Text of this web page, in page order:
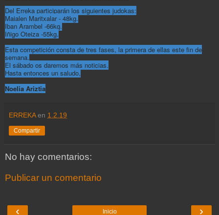
Del Erreka participarán los siguientes judokas:
Maialen Maritxalar - 48kg.
Iban Arambel -66kg.
Iñigo Oteiza -55kg.
Esta competición consta de tres fases, la primera de ellas este fin de
semana.
El sábado os daremos más noticias.
Hasta entonces un saludo,
Noelia Ariztia
ERREKA en 1.2.19
Compartir
No hay comentarios:
Publicar un comentario
‹ ›
Inicio